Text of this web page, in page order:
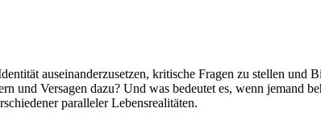
auseinanderzusetzen, kritische Fragen zu stellen
und Versagen dazu? Und was bedeutet es, wenn
paralleler Lebensrealitäten.